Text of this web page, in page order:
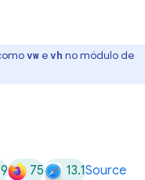
vwevh no módulo de
75 13.1Source